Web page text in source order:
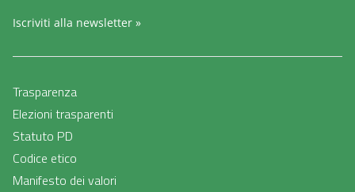
Iscriviti alla newsletter »
Trasparenza
Elezioni trasparenti
Statuto PD
Codice etico
Manifesto dei valori